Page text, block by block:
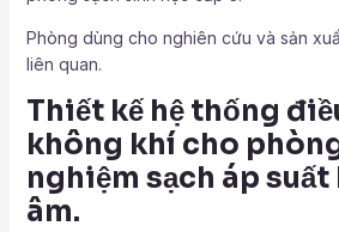
Phòng dùng cho nghiên cứu và sản
liên quan.
Thiết kế hệ thống
không khí cho
nghiệm sạch áp
âm.